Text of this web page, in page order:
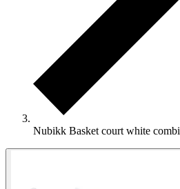
Nubikk Basket court white combi